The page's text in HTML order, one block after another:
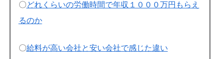
〇どれくらいの労働時間で年収１０００万円もらえ
るのか
〇給料が高い会社と安い会社で感じた違い